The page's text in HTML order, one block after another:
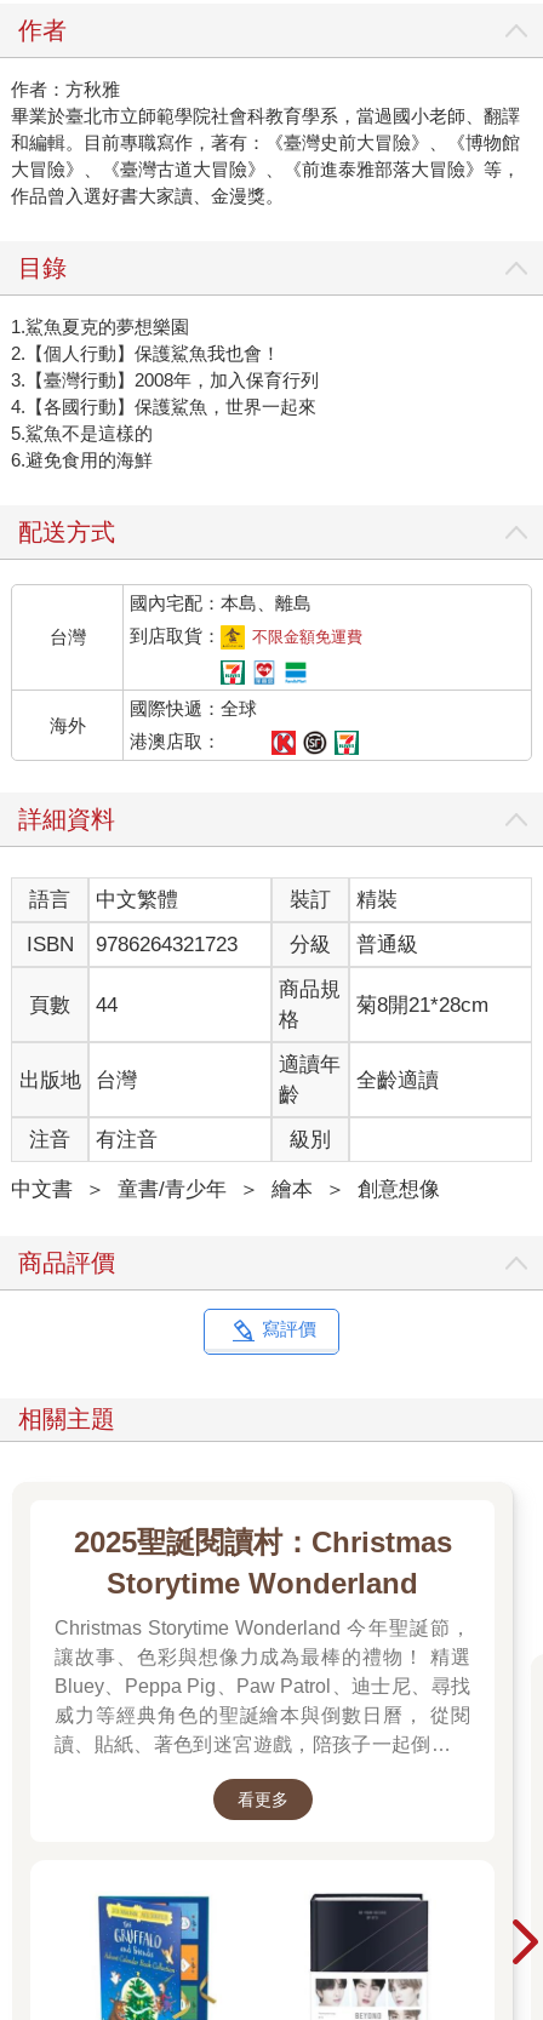
作者
作者：方秋雅
畢業於臺北市立師範學院社會科教育學系，當過國小老師、翻譯
和編輯。目前專職寫作，著有：《臺灣史前大冒險》、《博物館
大冒險》、《臺灣古道大冒險》、《前進泰雅部落大冒險》等，
作品曾入選好書大家讀、金漫獎。
目錄
1.鯊魚夏克的夢想樂園
2.【個人行動】保護鯊魚我也會！
3.【臺灣行動】2008年，加入保育行列
4.【各國行動】保護鯊魚，世界一起來
5.鯊魚不是這樣的
6.避免食用的海鮮
配送方式
台灣
國內宅配：本島、離島
到店取貨：
不限金額免運費
海外
國際快遞：全球
港澳店取：
詳細資料
語言 中文繁體 裝訂
精裝
ISBN
9786264321723 分級 普通級
頁數 44
商品規
格
菊8開21*28cm
出版地 台灣
適讀年
齡
全齡適讀
注音 有注音 級別
中文書 ＞ 童書/青少年 ＞ 繪本 ＞ 創意想像
商品評價
寫評價
相關主題
2025聖誕閱讀村：Christmas
Storytime Wonderland
Christmas Storytime Wonderland 今年聖誕節，
讓故事、色彩與想像力成為最棒的禮物！ 精選
Bluey、Peppa Pig、Paw Patrol、迪士尼、尋找
威力等經典角色的聖誕繪本與倒數日曆， 從閱
讀、貼紙、著色到迷宮遊戲，陪孩子一起倒數歡
滿的驚喜與節慶溫度， Read it, Play it, Feel the
看更多